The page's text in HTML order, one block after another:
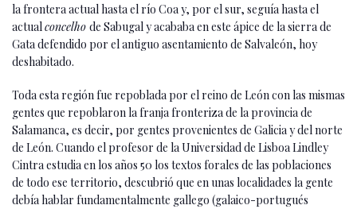
la frontera actual hasta el río Coa y, por el sur, seguía hasta el
actualconcelho de Sabugal y acababa en este ápice de la sierra de
Gata defendido por el antiguo asentamiento de Salvaleón, hoy
deshabitado.
Toda esta región fue repoblada por el reino de León con las mismas
gentes que repoblaron la franja fronteriza de la provincia de
Salamanca, es decir, por gentes provenientes de Galicia y del norte
de León. Cuando el profesor de la Universidad de Lisboa Lindley
Cintra estudia en los años 50 los textos forales de las poblaciones
de todo ese territorio, descubrió que en unas localidades la gente
debía hablar fundamentalmente gallego (galaico-portugués